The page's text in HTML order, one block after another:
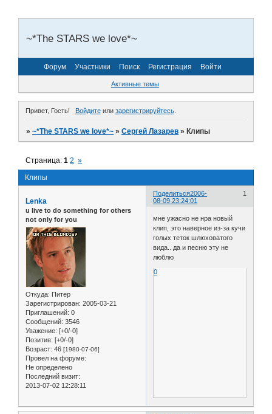
~*The STARS we love*~
Форум Участники Поиск Регистрация Войти
Активные темы
Привет, Гость! Войдитеили зарегистрируйтесь.
»~*The STARS we love*~ »Сергей Лазарев »Клипы
Клипы
Страница:1 2 »
Поделиться 1
2006-
08-09 23:24:01
Lenka
u live to do something for others
not only for you
Откуда: Питер
Зарегистрирован: 2005-03-21
Приглашений: 0
Сообщений: 3546
Уважение: [+0/-0]
Позитив: [+0/-0]
Возраст: 46 [1980-07-06]
Провел на форуме:
Не определено
Последний визит:
2013-07-02 12:28:11
мне ужасно не нра новый
клип, это наверное из-за кучи
голых теток шлюховатого
вида.. да и песню эту не
люблю
0